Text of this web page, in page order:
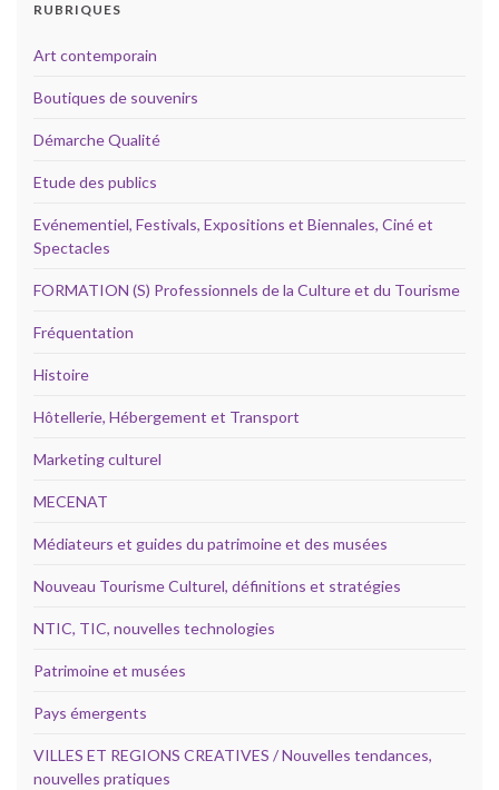
RUBRIQUES
Art contemporain
Boutiques de souvenirs
Démarche Qualité
Etude des publics
Evénementiel, Festivals, Expositions et Biennales, Ciné et
Spectacles
FORMATION (S) Professionnels de la Culture et du Tourisme
Fréquentation
Histoire
Hôtellerie, Hébergement et Transport
Marketing culturel
MECENAT
Médiateurs et guides du patrimoine et des musées
Nouveau Tourisme Culturel, définitions et stratégies
NTIC, TIC, nouvelles technologies
Patrimoine et musées
Pays émergents
VILLES ET REGIONS CREATIVES / Nouvelles tendances,
nouvelles pratiques